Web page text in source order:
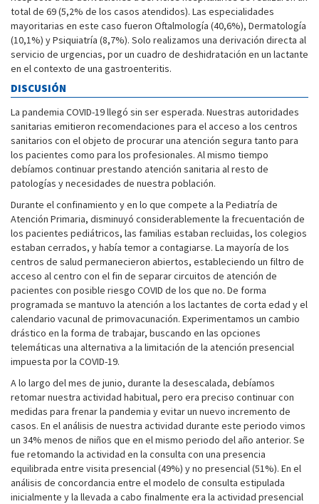
total de 69 (5,2% de los casos atendidos). Las especialidades
mayoritarias en este caso fueron Oftalmología (40,6%), Dermatología
(10,1%) y Psiquiatría (8,7%). Solo realizamos una derivación directa al
servicio de urgencias, por un cuadro de deshidratación en un lactante
en el contexto de una gastroenteritis.
DISCUSIÓN
La pandemia COVID-19 llegó sin ser esperada. Nuestras autoridades
sanitarias emitieron recomendaciones para el acceso a los centros
sanitarios con el objeto de procurar una atención segura tanto para
los pacientes como para los profesionales. Al mismo tiempo
debíamos continuar prestando atención sanitaria al resto de
patologías y necesidades de nuestra población.
Durante el confinamiento y en lo que compete a la Pediatría de
Atención Primaria, disminuyó considerablemente la frecuentación de
los pacientes pediátricos, las familias estaban recluidas, los colegios
estaban cerrados, y había temor a contagiarse. La mayoría de los
centros de salud permanecieron abiertos, estableciendo un filtro de
acceso al centro con el fin de separar circuitos de atención de
pacientes con posible riesgo COVID de los que no. De forma
programada se mantuvo la atención a los lactantes de corta edad y el
calendario vacunal de primovacunación. Experimentamos un cambio
drástico en la forma de trabajar, buscando en las opciones
telemáticas una alternativa a la limitación de la atención presencial
impuesta por la COVID-19.
A lo largo del mes de junio, durante la desescalada, debíamos
retomar nuestra actividad habitual, pero era preciso continuar con
medidas para frenar la pandemia y evitar un nuevo incremento de
casos. En el análisis de nuestra actividad durante este periodo vimos
un 34% menos de niños que en el mismo periodo del año anterior. Se
fue retomando la actividad en la consulta con una presencia
equilibrada entre visita presencial (49%) y no presencial (51%). En el
análisis de concordancia entre el modelo de consulta estipulada
inicialmente y la llevada a cabo finalmente era la actividad presencial